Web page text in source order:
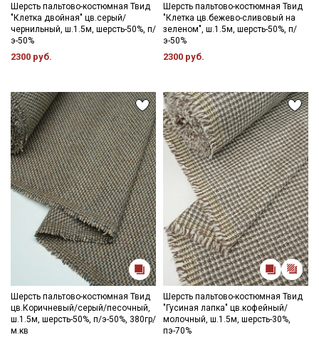
Шерсть пальтово-костюмная Твид
"Клетка двойная" цв.серый/
чернильный, ш.1.5м, шерсть-50%, п/
э-50%
2300 руб.
Шерсть пальтово-костюмная Твид
"Клетка цв.бежево-сливовый на
зеленом", ш.1.5м, шерсть-50%, п/
э-50%
2300 руб.
Шерсть пальтово-костюмная Твид
цв.Коричневый/серый/песочный,
ш.1.5м, шерсть-50%, п/э-50%, 380гр/
м.кв
Шерсть пальтово-костюмная Твид
"Гусиная лапка" цв.кофейный/
молочный, ш.1.5м, шерсть-30%,
пэ-70%